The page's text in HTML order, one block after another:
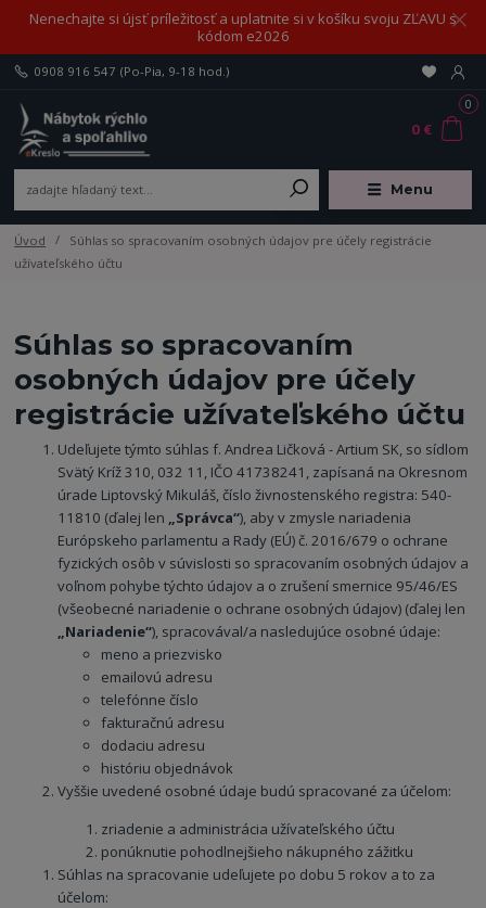
Nenechajte si újsť príležitosť a uplatnite si v košíku svoju ZĽAVU s
kódom e2026
Menu
0908 916 547 (Po-Pia, 9-18 hod.)
0
0 €
Úvod
Súhlas so spracovaním osobných údajov pre účely registrácie
užívateľského účtu
Súhlas so spracovaním
osobných údajov pre účely
registrácie užívateľského účtu
Udeľujete týmto súhlas f. Andrea Ličková - Artium SK, so sídlom
Svätý Kríž 310, 032 11, IČO 41738241, zapísaná na Okresnom
úrade Liptovský Mikuláš, číslo živnostenského registra: 540-
11810 (ďalej len „Správca“), aby v zmysle nariadenia
Európskeho parlamentu a Rady (EÚ) č. 2016/679 o ochrane
fyzických osôb v súvislosti so spracovaním osobných údajov a
voľnom pohybe týchto údajov a o zrušení smernice 95/46/ES
(všeobecné nariadenie o ochrane osobných údajov) (ďalej len
„Nariadenie“), spracovával/a nasledujúce osobné údaje:
meno a priezvisko
emailovú adresu
telefónne číslo
fakturačnú adresu
dodaciu adresu
históriu objednávok
Vyššie uvedené osobné údaje budú spracované za účelom:
zriadenie a administrácia užívateľského účtu
ponúknutie pohodlnejšieho nákupného zážitku
Súhlas na spracovanie udeľujete po dobu 5 rokov a to za
účelom: